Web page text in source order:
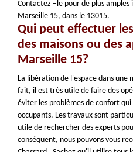
Contactez –le pour de plus amples
Marseille 15, dans le 13015.
Qui peut effectuer
des maisons ou des
Marseille 15?
La libération de l'espace dans
fait, il est très utile de faire des
éviter les problèmes de confort
occupants. Les travaux sont
utile de rechercher des experts
conséquent, nous pouvons vous